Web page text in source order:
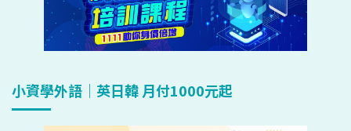
小資學外語｜英日韓 月付1000元起